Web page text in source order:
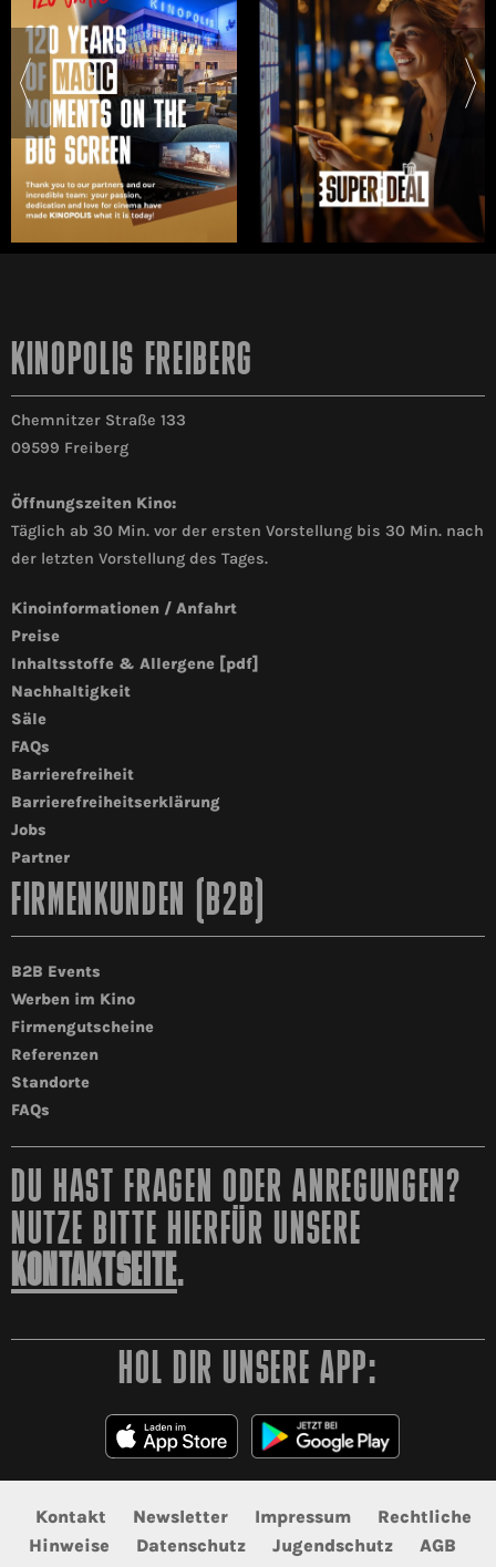
KINOPOLIS FREIBERG
Chemnitzer Straße 133
09599 Freiberg
Öffnungszeiten Kino:
Täglich ab 30 Min. vor der ersten Vorstellung bis 30 Min. nach
der letzten Vorstellung des Tages.
Kinoinformationen / Anfahrt
Preise
Inhaltsstoffe & Allergene [pdf]
Nachhaltigkeit
Säle
FAQs
Barrierefreiheit
Barrierefreiheitserklärung
Jobs
Partner
FIRMENKUNDEN (B2B)
B2B Events
Werben im Kino
Firmengutscheine
Referenzen
Standorte
FAQs
DU HAST FRAGEN ODER ANREGUNGEN?
NUTZE BITTE HIERFÜR UNSERE
KONTAKTSEITE.
HOL DIR UNSERE APP:
Kontakt Newsletter Impressum
Rechtliche
Hinweise
Datenschutz Jugendschutz
AGB